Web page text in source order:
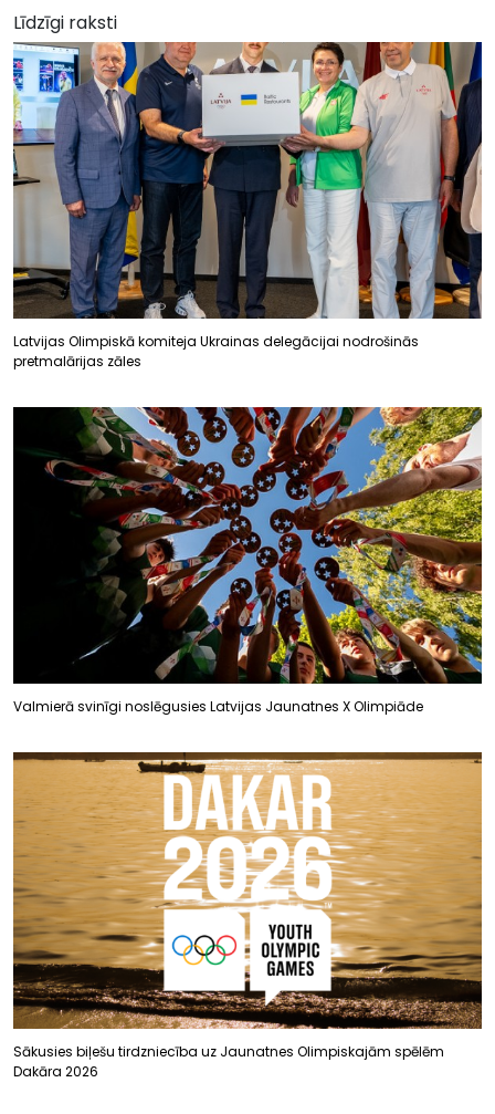
Līdzīgi raksti
Latvijas Olimpiskā komiteja Ukrainas delegācijai nodrošinās
pretmalārijas zāles
Valmierā svinīgi noslēgusies Latvijas Jaunatnes X Olimpiāde
Sākusies biļešu tirdzniecība uz Jaunatnes Olimpiskajām spēlēm
Dakāra 2026